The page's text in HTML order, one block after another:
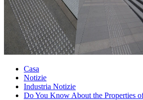
Casa
Notizie
Industria Notizie
Do You Know About the Properties